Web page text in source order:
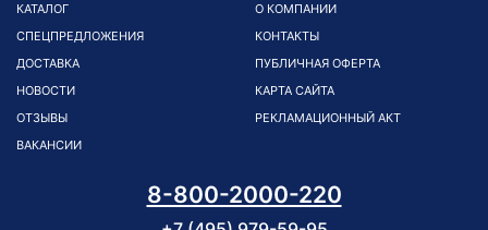
КАТАЛОГ
СПЕЦПРЕДЛОЖЕНИЯ
ДОСТАВКА
НОВОСТИ
ОТЗЫВЫ
ВАКАНСИИ
О КОМПАНИИ
КОНТАКТЫ
ПУБЛИЧНАЯ ОФЕРТА
КАРТА САЙТА
РЕКЛАМАЦИОННЫЙ АКТ
8-800-2000-220